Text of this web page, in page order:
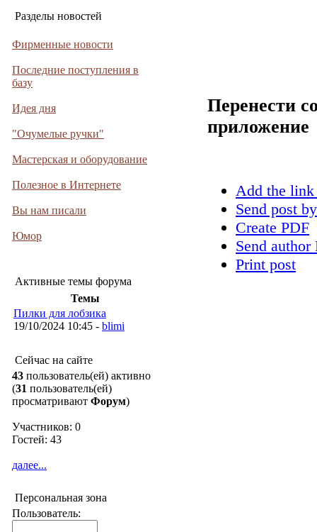
Разделы новостей
Фирменные новости
Последние поступления в
базу
Идея дня
"Очумелые ручки"
Мастерская и оборудование
Полезное в Интернете
Вы нам писали
Юмор
Активные темы форума
Темы
Пилки для лобзика
19/10/2024 10:45 - blimi
Сейчас на сайте
43 пользователь(ей) активно
(31 пользователь(ей)
просматривают Форум)
Участников: 0
Гостей: 43
далее...
Персональная зона
Пользователь:
Перенести
приложение
Add the
Send post
Create PDF
Send
Print post